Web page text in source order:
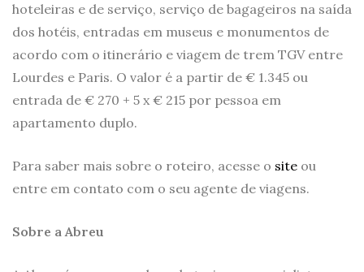
hoteleiras e de serviço, serviço de bagageiros na saída
dos hotéis, entradas em museus e monumentos de
acordo com o itinerário e viagem de trem TGV entre
Lourdes e Paris. O valor é a partir de € 1.345 ou
entrada de € 270 + 5 x € 215 por pessoa em
apartamento duplo.
Para saber mais sobre o roteiro, acesse o site ou
entre em contato com o seu agente de viagens.
Sobre a Abreu